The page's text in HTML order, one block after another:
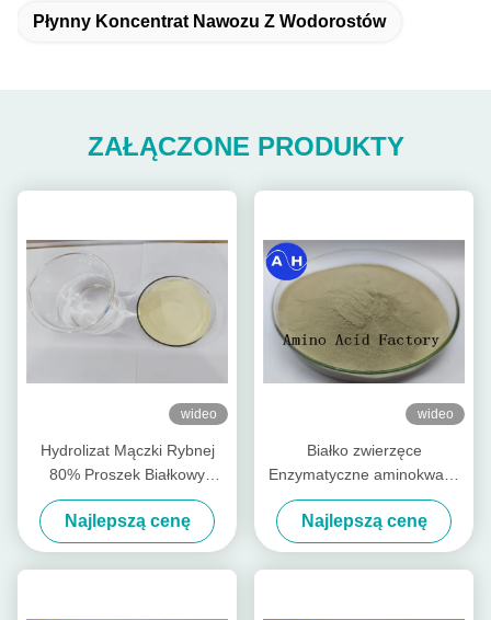
Płynny Koncentrat Nawozu Z Wodorostów
ZAŁĄCZONE PRODUKTY
wideo
Hydrolizat Mączki Rybnej
80% Proszek Białkowy
Wyekstrahowany Z Dorsza
(15-1-1) Worek 50lb
Najlepszą cenę
wideo
Białko zwierzęce
Enzymatyczne aminokwasy
w proszku Azot 14-0-0
Rozpuszczalny w wodzie
nawóz
Najlepszą cenę